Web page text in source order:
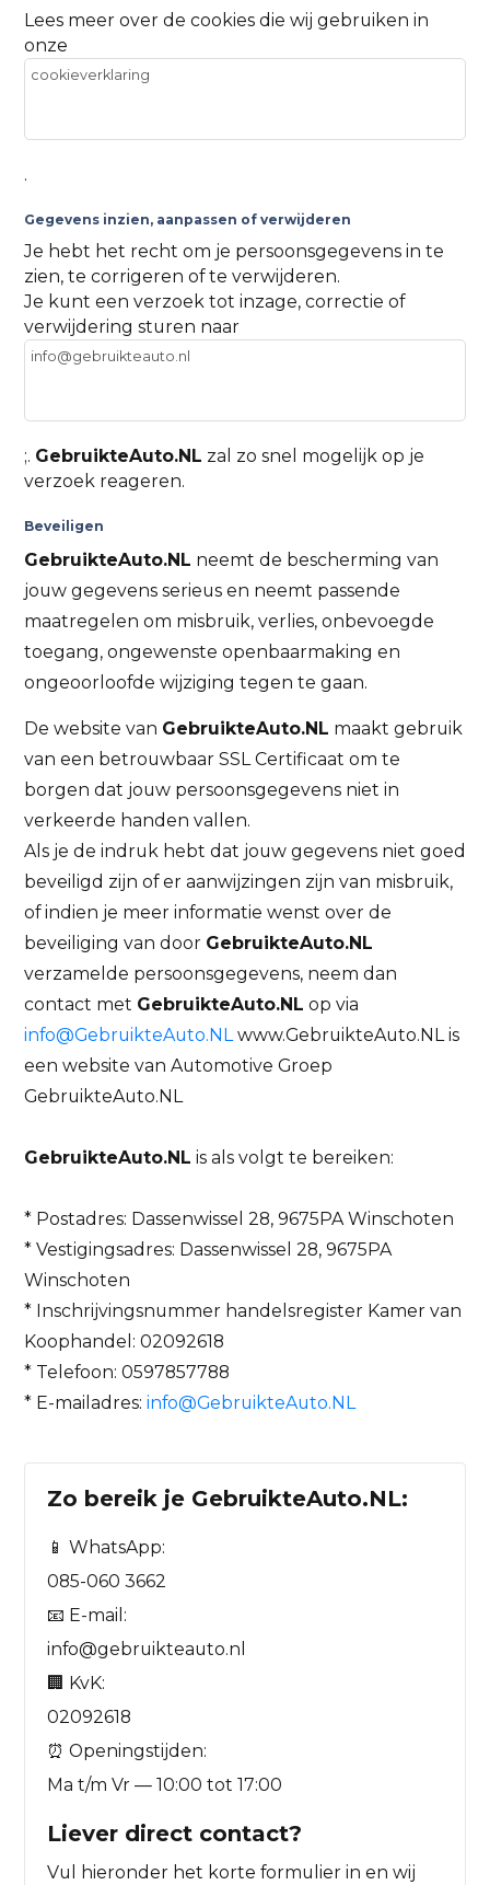
Lees meer over de cookies die wij gebruiken in
onze
cookieverklaring
.
Gegevens inzien, aanpassen of verwijderen
Je hebt het recht om je persoonsgegevens in te
zien, te corrigeren of te verwijderen.
Je kunt een verzoek tot inzage, correctie of
verwijdering sturen naar
info@gebruikteauto.nl
;. GebruikteAuto.NL zal zo snel mogelijk op je
verzoek reageren.
Beveiligen
GebruikteAuto.NL neemt de bescherming van
jouw gegevens serieus en neemt passende
maatregelen om misbruik, verlies, onbevoegde
toegang, ongewenste openbaarmaking en
ongeoorloofde wijziging tegen te gaan.
De website van GebruikteAuto.NL maakt gebruik
van een betrouwbaar SSL Certificaat om te
borgen dat jouw persoonsgegevens niet in
verkeerde handen vallen.
Als je de indruk hebt dat jouw gegevens niet goed
beveiligd zijn of er aanwijzingen zijn van misbruik,
of indien je meer informatie wenst over de
beveiliging van door GebruikteAuto.NL
verzamelde persoonsgegevens, neem dan
contact met GebruikteAuto.NL op via
info@GebruikteAuto.NL www.GebruikteAuto.NLis
een website van Automotive Groep
GebruikteAuto.NL
GebruikteAuto.NL is als volgt te bereiken:
* Postadres: Dassenwissel 28, 9675PA Winschoten
* Vestigingsadres: Dassenwissel 28, 9675PA
Winschoten
* Inschrijvingsnummer handelsregister Kamer van
Koophandel: 02092618
* Telefoon: 0597857788
* E-mailadres: info@GebruikteAuto.NL
Zo bereik je GebruikteAuto.NL:
📱 WhatsApp:
085-060 3662
📧 E-mail:
info@gebruikteauto.nl
🏢 KvK:
02092618
⏰ Openingstijden:
Ma t/m Vr — 10:00 tot 17:00
Liever direct contact?
Vul hieronder het korte formulier in en wij